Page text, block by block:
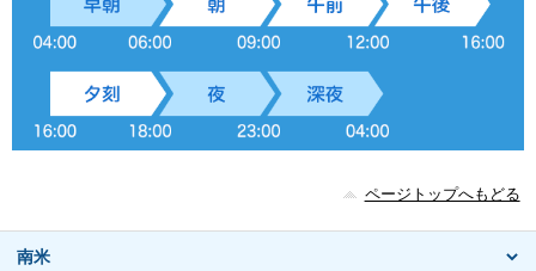
ページトップへもどる
南米